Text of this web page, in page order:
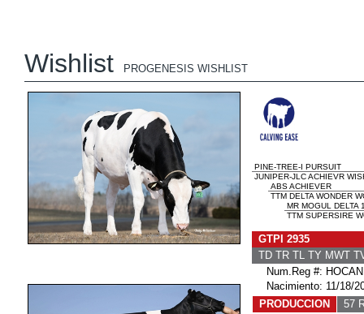
Wishlist PROGENESIS WISHLIST
PINE-TREE-I PURSUIT
JUNIPER-JLC ACHIEVR
ABS ACHIEVER
TTM DELTA WONDER
MR MOGUL DELTA
TTM SUPERSIRE
GTPI 2935
TD TR TL TY MWT
Num.Reg #:
Nacimiento: 11/18/
PRODUCCION
57